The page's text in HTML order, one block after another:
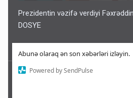
Abunə olaraq ən son xəbərləri izləyin.
Powered by SendPulse
Prezidentin vəzifə verdiyi
DOSYE